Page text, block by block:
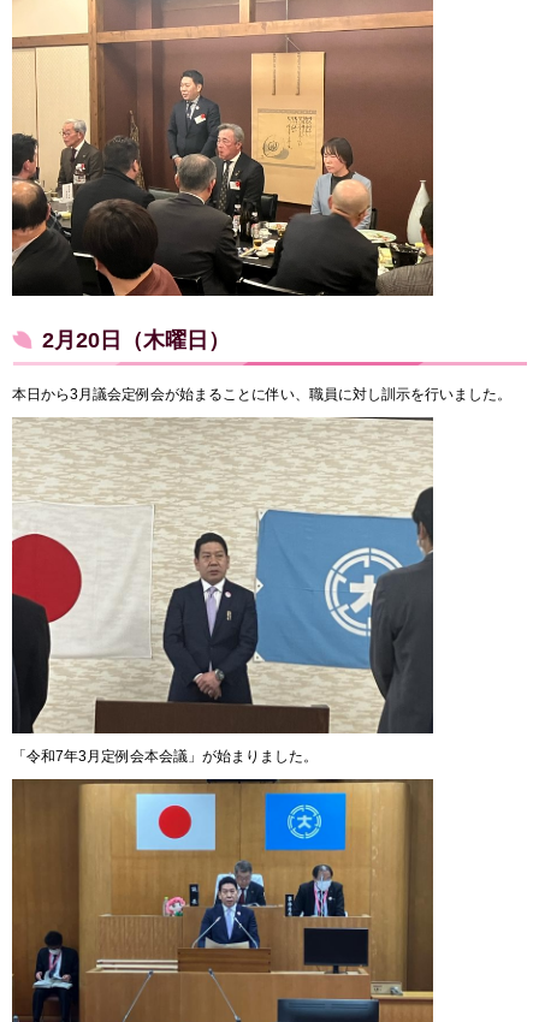
2月20日（木曜日）
本日から3月議会定例会が始まることに伴い、職員に対し訓示を行いました。
「令和7年3月定例会本会議」が始まりました。